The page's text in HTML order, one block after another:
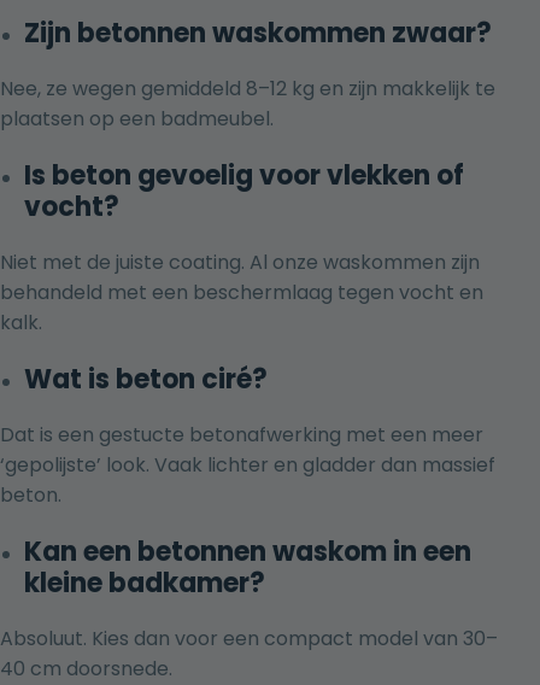
Zijn betonnen waskommen zwaar?
Nee, ze wegen gemiddeld 8–12 kg en zijn makkelijk te
plaatsen op een badmeubel.
Is beton gevoelig voor vlekken of
vocht?
Niet met de juiste coating. Al onze waskommen zijn
behandeld met een beschermlaag tegen vocht en
kalk.
Wat is beton ciré?
Dat is een gestucte betonafwerking met een meer
‘gepolijste’ look. Vaak lichter en gladder dan massief
beton.
Kan een betonnen waskom in een
kleine badkamer?
Absoluut. Kies dan voor een compact model van 30–
40 cm doorsnede.